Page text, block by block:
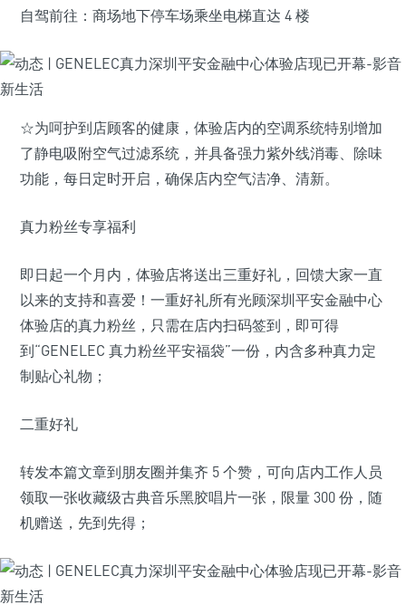
自驾前往：商场地下停车场乘坐电梯直达 4 楼
☆为呵护到店顾客的健康，体验店内的空调系统特别增加
了静电吸附空气过滤系统，并具备强力紫外线消毒、除味
功能，每日定时开启，确保店内空气洁净、清新。
真力粉丝专享福利
即日起一个月内，体验店将送出三重好礼，回馈大家一直
以来的支持和喜爱！一重好礼所有光顾深圳平安金融中心
体验店的真力粉丝，只需在店内扫码签到，即可得
到“GENELEC 真力粉丝平安福袋”一份，内含多种真力定
制贴心礼物；
二重好礼
转发本篇文章到朋友圈并集齐 5 个赞，可向店内工作人员
领取一张收藏级古典音乐黑胶唱片一张，限量 300 份，随
机赠送，先到先得；